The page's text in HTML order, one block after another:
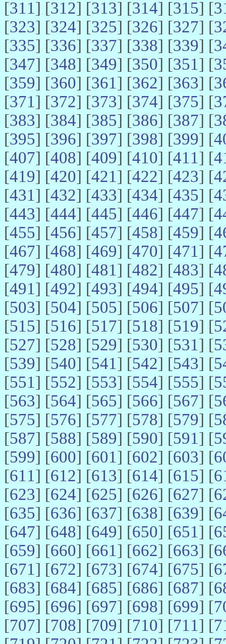
[311] [312] [313] [314] [315] [
[323] [324] [325] [326] [327] [
[335] [336] [337] [338] [339] [
[347] [348] [349] [350] [351] [
[359] [360] [361] [362] [363] [
[371] [372] [373] [374] [375] [
[383] [384] [385] [386] [387] [
[395] [396] [397] [398] [399] [
[407] [408] [409] [410] [411] [
[419] [420] [421] [422] [423] [
[431] [432] [433] [434] [435] [
[443] [444] [445] [446] [447] [
[455] [456] [457] [458] [459] [
[467] [468] [469] [470] [471] [
[479] [480] [481] [482] [483] [
[491] [492] [493] [494] [495] [
[503] [504] [505] [506] [507] [
[515] [516] [517] [518] [519] [
[527] [528] [529] [530] [531] [
[539] [540] [541] [542] [543] [
[551] [552] [553] [554] [555] [
[563] [564] [565] [566] [567] [
[575] [576] [577] [578] [579] [
[587] [588] [589] [590] [591] [
[599] [600] [601] [602] [603] [
[611] [612] [613] [614] [615] [
[623] [624] [625] [626] [627] [
[635] [636] [637] [638] [639] [
[647] [648] [649] [650] [651] [
[659] [660] [661] [662] [663] [
[671] [672] [673] [674] [675] [
[683] [684] [685] [686] [687] [
[695] [696] [697] [698] [699] [
[707] [708] [709] [710] [711] [